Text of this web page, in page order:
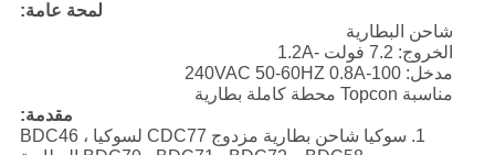
لمحة عامة:
شاحن البطارية
الخروج: 7.2 فولت -1.2A
مدخل: 100-240VAC 50-60HZ 0.8A
مناسبة Topcon محطة كاملة بطارية
مقدمة:
1. سوكيا شاحن بطارية مزدوج CDC77 لسوكيا BDC46 ،